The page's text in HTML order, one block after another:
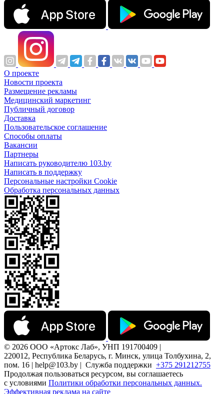
О проекте
Новости проекта
Размещение рекламы
Медицинский маркетинг
Публичный договор
Доставка
Пользовательское соглашение
Способы оплаты
Вакансии
Партнеры
Написать руководителю 103.by
Написать в поддержку
Персональные настройки Cookie
Обработка персональных данных
© 2026 ООО «Артокс Лаб», УНП 191700409 |
220012, Республика Беларусь, г. Минск, улица Толбухина, 2,
пом. 16 | help@103.by | Служба поддержки +375 291212755
Продолжая пользоваться ресурсом, вы соглашаетесь
с условиями Политики обработки персональных данных.
Эффективная реклама на сайте